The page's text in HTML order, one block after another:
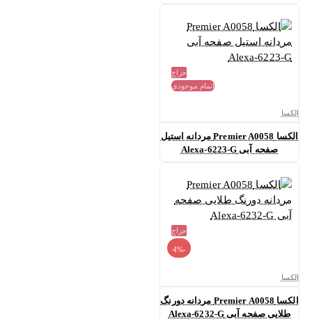
حراج
اتمام موجودی
الکسا
الکسا Premier A0058 مردانه استیل
صفحه آبی Alexa-6223-G
حراج
-4%
الکسا
الکسا Premier A0058 مردانه دورنگ
طلایی صفحه آبی Alexa-6232-G